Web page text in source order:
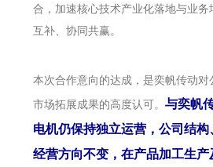
合，加速核心技术产业化落地与业
互补、协同共赢。
本次合作意向的达成，是奕帆传动
市场拓展成果的高度认可。与奕帆
电机仍保持独立运营，公司结
经营方向不变，在产品加工生